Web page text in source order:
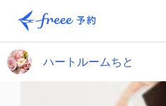
ハートルームちと